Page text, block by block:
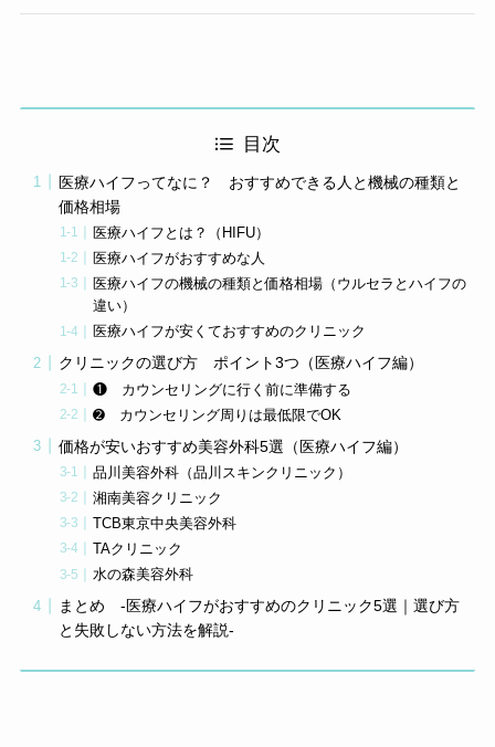
目次
医療ハイフってなに？ おすすめできる人と機械の種類と
価格相場
医療ハイフとは？（HIFU）
医療ハイフがおすすめな人
医療ハイフの機械の種類と価格相場（ウルセラとハイフの
違い）
医療ハイフが安くておすすめのクリニック
クリニックの選び方 ポイント3つ（医療ハイフ編）
❶ カウンセリングに行く前に準備する
➋ カウンセリング周りは最低限でOK
価格が安いおすすめ美容外科5選（医療ハイフ編）
品川美容外科（品川スキンクリニック）
湘南美容クリニック
TCB東京中央美容外科
TAクリニック
水の森美容外科
まとめ -医療ハイフがおすすめのクリニック5選｜選び方
と失敗しない方法を解説-